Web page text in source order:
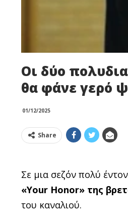
Οι δύο
θα φάνε γερό
01/12/2025
Share
Σε μια σεζόν πολύ
«Your Honor» της
του καναλιού.